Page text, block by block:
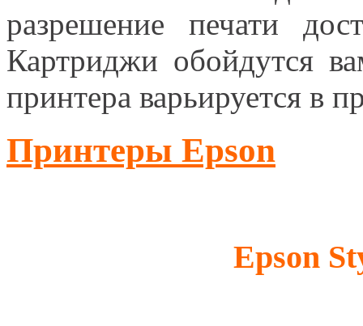
разрешение печати
Картриджи обойдутся
принтера варьируется в
Принтеры Epson
Epson